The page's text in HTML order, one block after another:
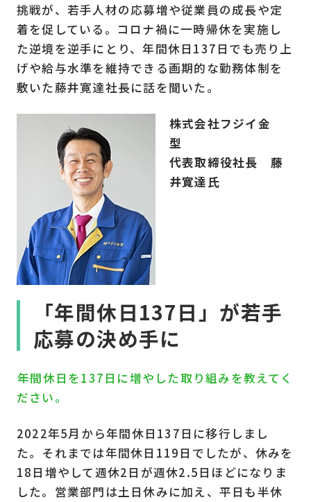
挑戦が、若手人材の応募増や従業員の成長や定
着を促している。コロナ禍に一時帰休を実施し
た逆境を逆手にとり、年間休日137日でも売り上
げや給与水準を維持できる画期的な勤務体制を
敷いた藤井寛達社長に話を聞いた。
株式会社フジイ金
型
代表取締役社長 藤
井寛達氏
「年間休日137日」が若手
応募の決め手に
――年間休日を137日に増やした取り組みを教えてく
ださい。
2022年5月から年間休日137日に移行しまし
た。それまでは年間休日119日でしたが、休みを
18日増やして週休2日が週休2.5日ほどになりま
した。営業部門は土日休みに加え、平日も半休